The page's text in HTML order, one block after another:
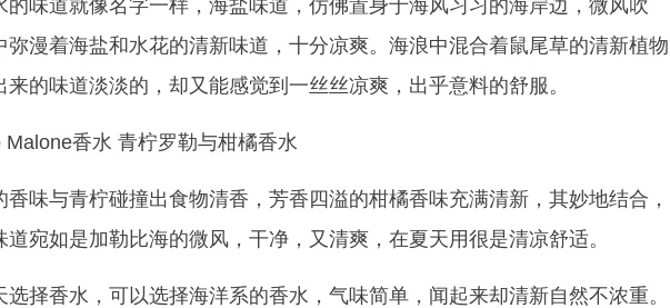
的味道就像名字一样，海盐味道，仿佛置身于海风习习的海岸边，微风吹
弥漫着海盐和水花的清新味道，十分凉爽。海浪中混合着鼠尾草的清新植物
来的味道淡淡的，却又能感觉到一丝丝凉爽，出乎意料的舒服。
Malone香水 青柠罗勒与柑橘香水
香味与青柠碰撞出食物清香，芳香四溢的柑橘香味充满清新，其妙地结合，
道宛如是加勒比海的微风，干净，又清爽，在夏天用很是清凉舒适。
选择香水，可以选择海洋系的香水，气味简单，闻起来却清新自然不浓重。